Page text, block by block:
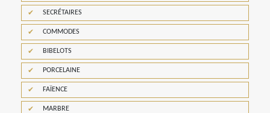
SECRÉTAIRES
COMMODES
BIBELOTS
PORCELAINE
FAÏENCE
MARBRE